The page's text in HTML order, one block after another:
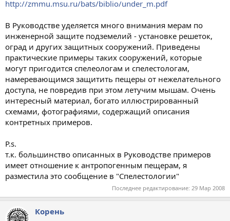
http://zmmu.msu.ru/bats/biblio/under_m.pdf
В Руководстве уделяется много внимания мерам по
инженерной защите подземелий - установке решеток,
оград и других защитных сооружений. Приведены
практические примеры таких сооружений, которые
могут пригодится спелеологам и спелестологам,
намеревающимся защитить пещеры от нежелательного
доступа, не повредив при этом летучим мышам. Очень
интересный материал, богато иллюстрированный
схемами, фотографиями, содержащий описания
контретных примеров.
P.s.
т.к. большинство описанных в Руководстве примеров
имеет отношение к антропогенным пещерам, я
разместила это сообщение в "Спелестологии"
Последнее редактирование: 29 Мар 2008
Корень